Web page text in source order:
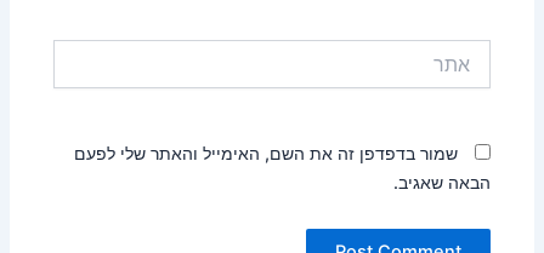
שמור בדפדפן זה את השם, האימייל והאתר שלי לפעם
הבאה שאגיב.